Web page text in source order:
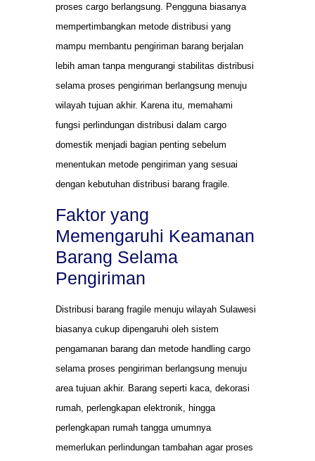
proses cargo berlangsung. Pengguna biasanya
mempertimbangkan metode distribusi yang
mampu membantu pengiriman barang berjalan
lebih aman tanpa mengurangi stabilitas distribusi
selama proses pengiriman berlangsung menuju
wilayah tujuan akhir. Karena itu, memahami
fungsi perlindungan distribusi dalam cargo
domestik menjadi bagian penting sebelum
menentukan metode pengiriman yang sesuai
dengan kebutuhan distribusi barang fragile.
Faktor yang
Memengaruhi Keamanan
Barang Selama
Pengiriman
Distribusi barang fragile menuju wilayah Sulawesi
biasanya cukup dipengaruhi oleh sistem
pengamanan barang dan metode handling cargo
selama proses pengiriman berlangsung menuju
area tujuan akhir. Barang seperti kaca, dekorasi
rumah, perlengkapan elektronik, hingga
perlengkapan rumah tangga umumnya
memerlukan perlindungan tambahan agar proses